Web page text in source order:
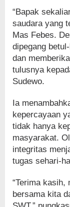
“Bapak
saudara yang
Mas Febes.
dipegang
dan
tulusnya
Sudewo.
Ia
kepercayaan
tidak hanya
masyarakat.
integritas
tugas sehari-
“Terima kasih,
bersama kita